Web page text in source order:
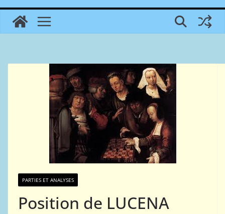
PARTIES ET ANALYSES
Position de LUCENA